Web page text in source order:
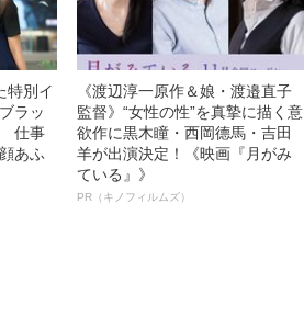
特別イ
ラッ
仕事
あふ
《渡辺淳一原作＆娘・渡邉直子
監督》“女性の性”を真摯に描く意
欲作に黒木瞳・西岡德馬・吉田
羊が出演決定！《映画『月がみ
ている』》
PR（キノフィルムズ）